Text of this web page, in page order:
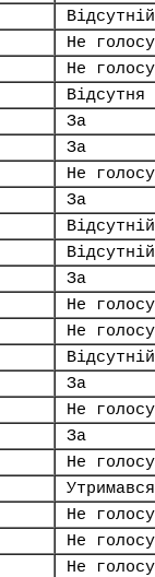
Відсутній
Не
Не
Відсутня
За
За
Не
За
Відсутній
Відсутній
За
Не
Не
Відсутній
За
Не
За
Не
Утримався
Не
Не
Не